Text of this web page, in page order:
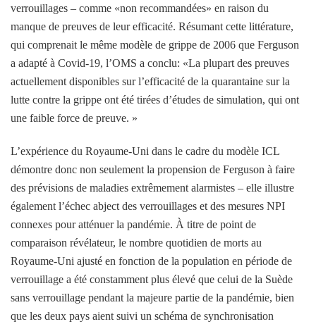
verrouillages – comme «non recommandées» en raison du
manque de preuves de leur efficacité. Résumant cette littérature,
qui comprenait le même modèle de grippe de 2006 que Ferguson
a adapté à Covid-19, l’OMS a conclu: «La plupart des preuves
actuellement disponibles sur l’efficacité de la quarantaine sur la
lutte contre la grippe ont été tirées d’études de simulation, qui ont
une faible force de preuve. »
L’expérience du Royaume-Uni dans le cadre du modèle ICL
démontre donc non seulement la propension de Ferguson à faire
des prévisions de maladies extrêmement alarmistes – elle illustre
également l’échec abject des verrouillages et des mesures NPI
connexes pour atténuer la pandémie. À titre de point de
comparaison révélateur, le nombre quotidien de morts au
Royaume-Uni ajusté en fonction de la population en période de
verrouillage a été constamment plus élevé que celui de la Suède
sans verrouillage pendant la majeure partie de la pandémie, bien
que les deux pays aient suivi un schéma de synchronisation